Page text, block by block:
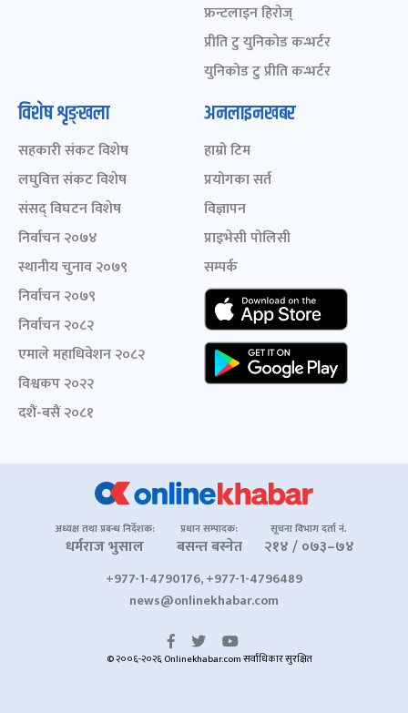
फ्रन्टलाइन हिरोज्
प्रीति टु युनिकोड कन्भर्टर
युनिकोड टु प्रीति कन्भर्टर
विशेष शृङ्खला
सहकारी संकट विशेष
लघुवित्त संकट विशेष
संसद् विघटन विशेष
निर्वाचन २०७४
स्थानीय चुनाव २०७९
निर्वाचन २०७९
निर्वाचन २०८२
एमाले महाधिवेशन २०८२
विश्वकप २०२२
दशैं-बसैं २०८१
अनलाइनखबर
हाम्रो टिम
प्रयोगका सर्त
विज्ञापन
प्राइभेसी पोलिसी
सम्पर्क
अध्यक्ष तथा प्रबन्ध निर्देशक:
धर्मराज भुसाल
प्रधान सम्पादक:
बसन्त बस्नेत
सूचना विभाग दर्ता नं.
२१४ / ०७३–७४
+977-1-4790176, +977-1-4796489
news@onlinekhabar.com
© २००६-२०२६ Onlinekhabar.com सर्वाधिकार सुरक्षित